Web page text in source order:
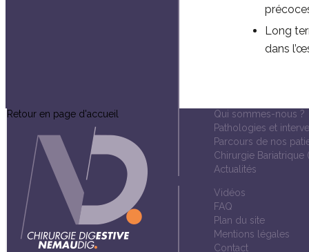
Long
dans
Retour en page d'accueil
Qui sommes-nous ?
Pathologies et
Parcours de nos
Chirurgie Bariatrique
Actualités
Vidéos
FAQ
Plan du site
Mentions légales
Contact